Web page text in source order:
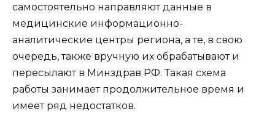
самостоятельно направляют данные в
медицинские информационно-
аналитические центры региона, а те, в свою
очередь, также вручную их обрабатывают и
пересылают в Минздрав РФ. Такая схема
работы занимает продолжительное время и
имеет ряд недостатков.